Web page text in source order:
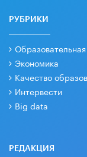
РУБРИКИ
Экономика
Качество
Интервести
Big data
РЕДАКЦИЯ